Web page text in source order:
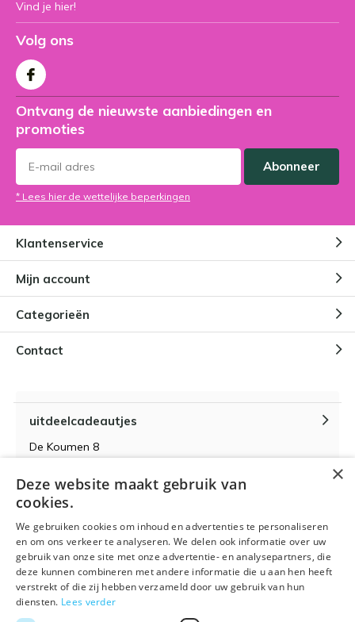
Vind je hier!
Volg ons
Ontvang de nieuwste aanbiedingen en
promoties
Abonneer
* Lees hier de wettelijke beperkingen
Klantenservice
Mijn account
Categorieën
Contact
uitdeelcadeautjes
De Koumen 8
KvK-nummer 14087571
BTW-nummer NL 815399145 B01
Algemene voorwaarden RSS-feed
×
Deze website maakt gebruik van
cookies.
We gebruiken cookies om inhoud en advertenties te personaliseren
en om ons verkeer te analyseren. We delen ook informatie over uw
gebruik van onze site met onze advertentie- en analysepartners, die
deze kunnen combineren met andere informatie die u aan hen heeft
verstrekt of die zij hebben verzameld door uw gebruik van hun
diensten. Lees verder